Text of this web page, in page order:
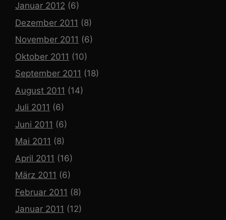
Januar 2012 (6)
Dezember 2011 (8)
November 2011 (6)
Oktober 2011 (10)
September 2011 (18)
August 2011 (14)
Juli 2011 (6)
Juni 2011 (6)
Mai 2011 (8)
April 2011 (16)
März 2011 (6)
Februar 2011 (8)
Januar 2011 (12)